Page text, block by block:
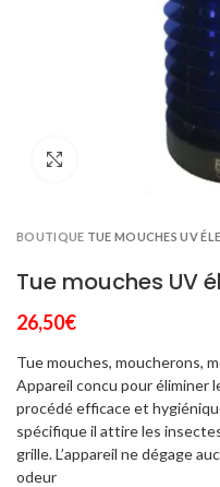
Click to enlarge
BOUTIQUE TUE MOUCHES UV
Tue mouches UV
26,50€
Tue mouches, moucherons,
Appareil concu pour éliminer
procédé efficace et
spécifique il attire les
grille. L’appareil ne dégage
odeur